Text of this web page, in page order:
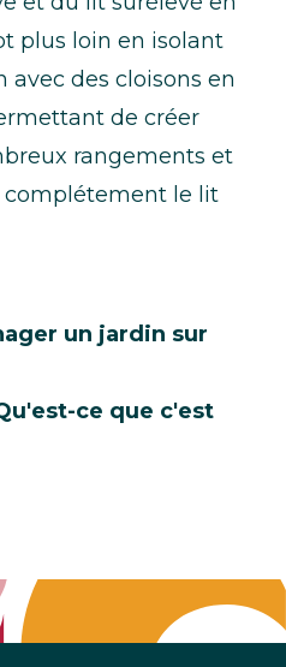
plus loin en isolant
avec des cloisons en
de créer
rangements et
complétement le lit
un jardin sur
ce que c'est